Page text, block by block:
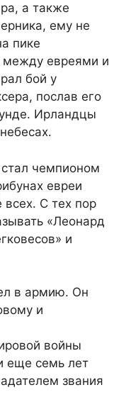
а также
ему не
пике
между евреями и
бой у
послав его
Ирландцы
чемпионом
евреи
С тех пор
«Леонард
и
в армию. Он
и
войны
еще семь лет
звания